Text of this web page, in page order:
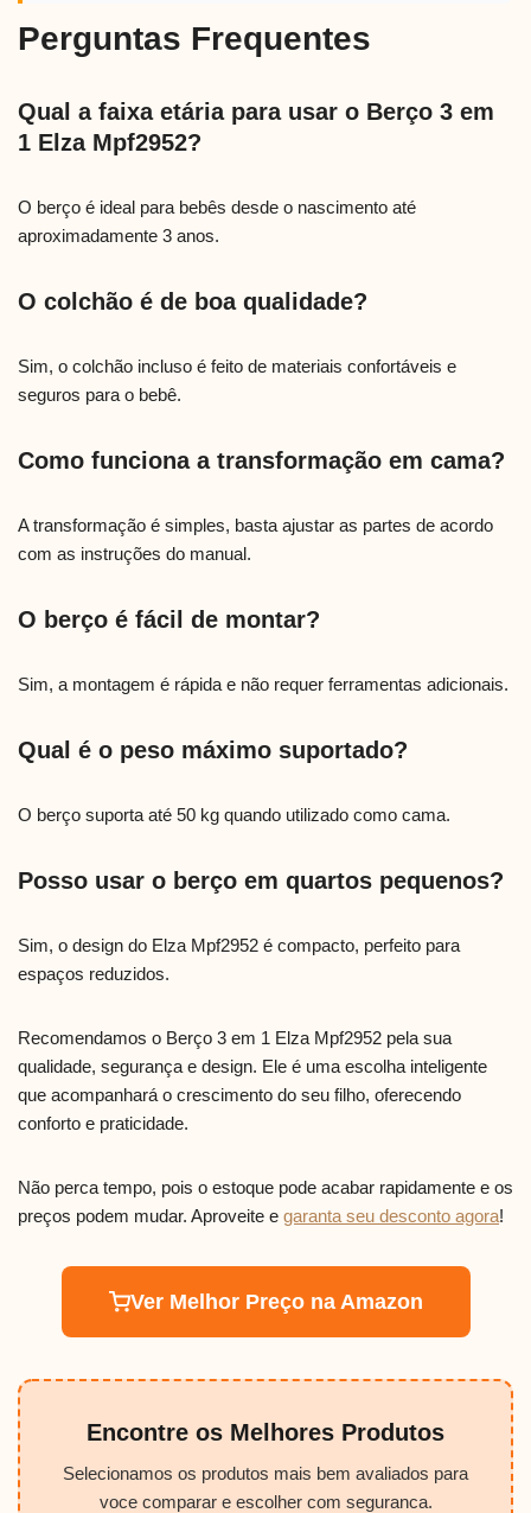
Perguntas Frequentes
Qual a faixa etária para usar o Berço 3 em
1 Elza Mpf2952?
O berço é ideal para bebês desde o nascimento até
aproximadamente 3 anos.
O colchão é de boa qualidade?
Sim, o colchão incluso é feito de materiais confortáveis e
seguros para o bebê.
Como funciona a transformação em cama?
A transformação é simples, basta ajustar as partes de acordo
com as instruções do manual.
O berço é fácil de montar?
Sim, a montagem é rápida e não requer ferramentas adicionais.
Qual é o peso máximo suportado?
O berço suporta até 50 kg quando utilizado como cama.
Posso usar o berço em quartos pequenos?
Sim, o design do Elza Mpf2952 é compacto, perfeito para
espaços reduzidos.
Recomendamos o Berço 3 em 1 Elza Mpf2952 pela sua
qualidade, segurança e design. Ele é uma escolha inteligente
que acompanhará o crescimento do seu filho, oferecendo
conforto e praticidade.
Não perca tempo, pois o estoque pode acabar rapidamente e os
preços podem mudar. Aproveite e garanta seu desconto agora!
Ver Melhor Preço na Amazon
Encontre os Melhores Produtos
Selecionamos os produtos mais bem avaliados para
voce comparar e escolher com seguranca.